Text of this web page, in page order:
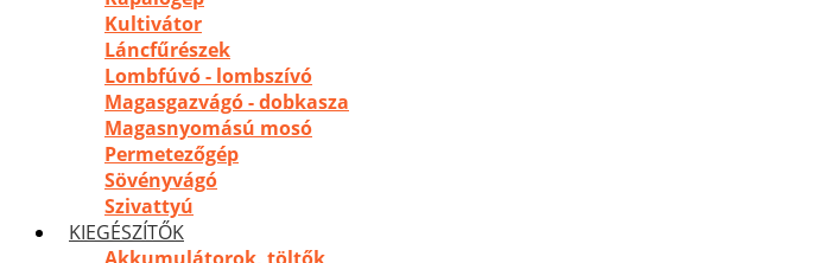
Kultivátor
Láncfűrészek
Lombfúvó - lombszívó
Magasgazvágó - dobkasza
Magasnyomású mosó
Permetezőgép
Sövényvágó
Szivattyú
KIEGÉSZÍTŐK